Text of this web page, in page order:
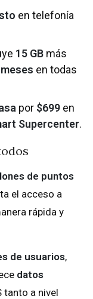
en telefonía
15 GB más
en todas
por $699 en
Supercenter.
de puntos
el acceso a
rápida y
de usuarios,
datos
tanto a nivel